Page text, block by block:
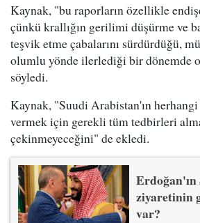
Kaynak, "bu raporların özellikle
çünkü krallığın gerilimi düşürme ve
teşvik etme çabalarını sürdürdüğü,
olumlu yönde ilerlediği bir dönemde
söyledi.
Kaynak, "Suudi Arabistan'ın herhangi
vermek için gerekli tüm tedbirleri
çekinmeyeceğini" de ekledi.
ziyaretinin
var?